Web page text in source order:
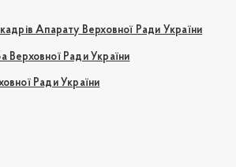
Апарату Верховної Ради України
Верховної Ради України
Ради України